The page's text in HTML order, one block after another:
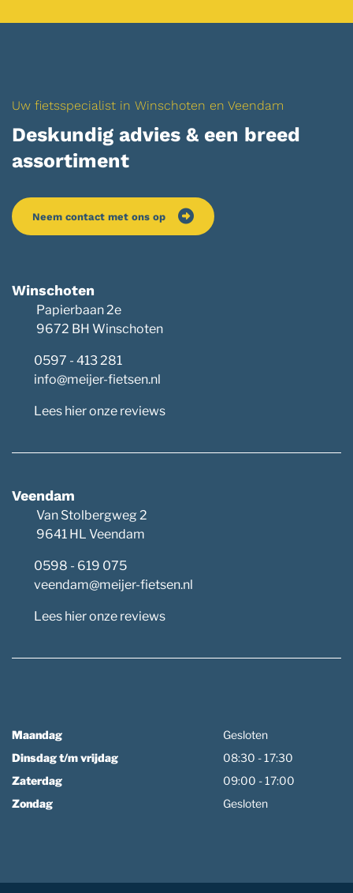
Uw fietsspecialist in Winschoten en Veendam
Deskundig advies & een breed
assortiment
Neem contact met ons op
Winschoten
Papierbaan 2e
9672 BH Winschoten
0597 - 413 281
info@meijer-fietsen.nl
Lees hier onze reviews
Veendam
Van Stolbergweg 2
9641 HL Veendam
0598 - 619 075
veendam@meijer-fietsen.nl
Lees hier onze reviews
Maandag
Gesloten
Dinsdag t/m vrijdag
08:30 - 17:30
Zaterdag
09:00 - 17:00
Zondag
Gesloten